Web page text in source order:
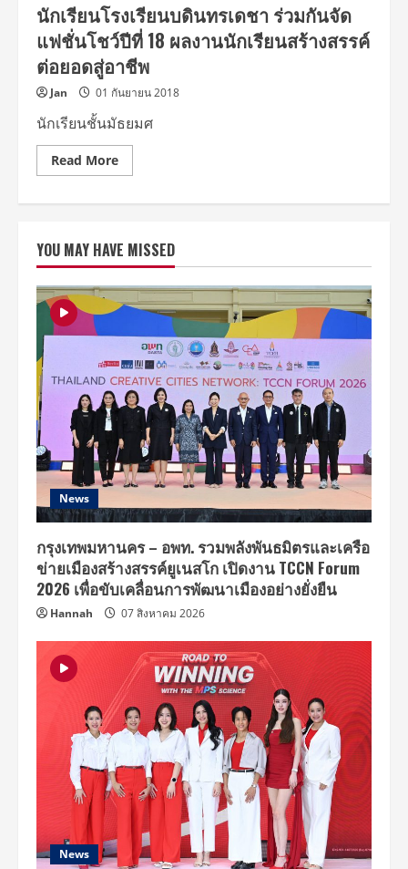
นักเรียนโรงเรียนบดินทรเดชา ร่วมกันจัด
แฟชั่นโชว์ปีที่ 18 ผลงานนักเรียนสร้างสรรค์
ต่อยอดสู่อาชีพ
Jan 01 กันยายน 2018
นักเรียนชั้นมัธยมศ
Read MoreRead
more
กัน
จัด
แฟชั่น
โชว์
ปี
ที่
ผล
นักเรียน
สร้างสรรค์
ต่อย
อด
สู่
อาชีพ
YOU MAY HAVE MISSED
News
กรุงเทพมหานคร – อพท. รวมพลังพันธมิตรและเครือ
ข่ายเมืองสร้างสรรค์ยูเนสโก เปิดงาน TCCN Forum
2026 เพื่อขับเคลื่อนการพัฒนาเมืองอย่างยั่งยืน
Hannah 07 สิงหาคม 2026
News